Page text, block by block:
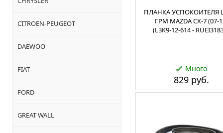
CITROEN-PEUGEOT
DAEWOO
FIAT
FORD
GREAT WALL
ПЛАНКА УСПОКОИТЕЛЯ
ГРМ MAZDA CX-7 (07-
(L3K9-12-614 -
Много
829 руб.